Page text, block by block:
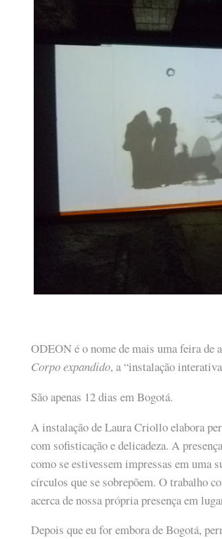
ODEON é o nome de mais uma feira de
Corpo expandido, a “instalação
São apenas 12 dias em Bogotá.
A instalação de Laura Criollo elabora
com sofisticação e delicadeza. A
como se estivessem impressas em uma
círculos que se sobrepõem. O trabalho
acerca de nossa própria presença em
Depois que eu for embora de Bogotá,